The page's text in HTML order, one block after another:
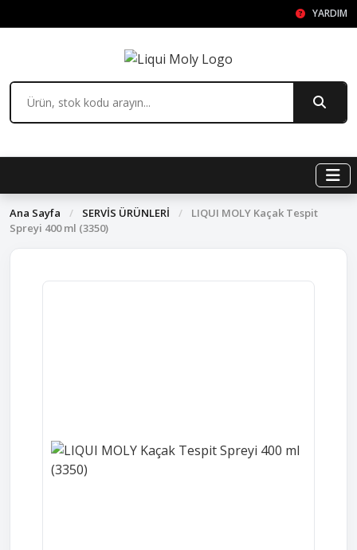
YARDIM
Ana Sayfa / SERVİS ÜRÜNLERİ /
LIQUI MOLY Kaçak Tespit
Spreyi 400 ml (3350)